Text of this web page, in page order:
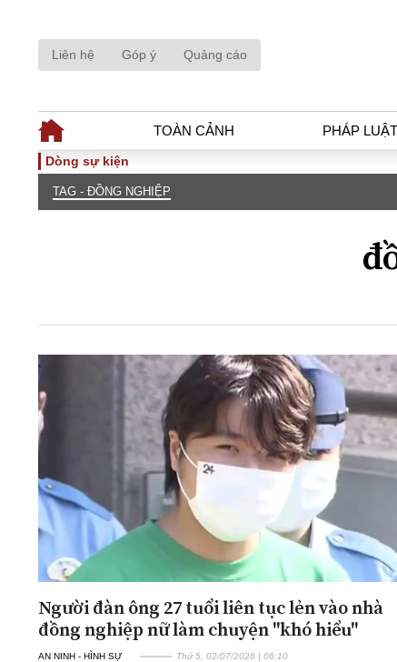
Liên hệ Góp ý Quảng cáo
TOÀN CẢNH PHÁP LUẬT
TOÀN CẢNH
Thế giới
Góc nhìn
An ninh -
ĐA CHIỀU
Quan điểm
Xi nhan Trái Phải
Bạn đọc viết
INFOCUS
Dòng sự kiện
TAG - ĐỒNG NGHIỆP
Người đàn ông 27 tuổi liên tục lẻn vào nhà
đồng nghiệp nữ làm chuyện "khó hiểu"
AN NINH - HÌNH SỰ Thứ 5, 02/07/2026 | 06:10